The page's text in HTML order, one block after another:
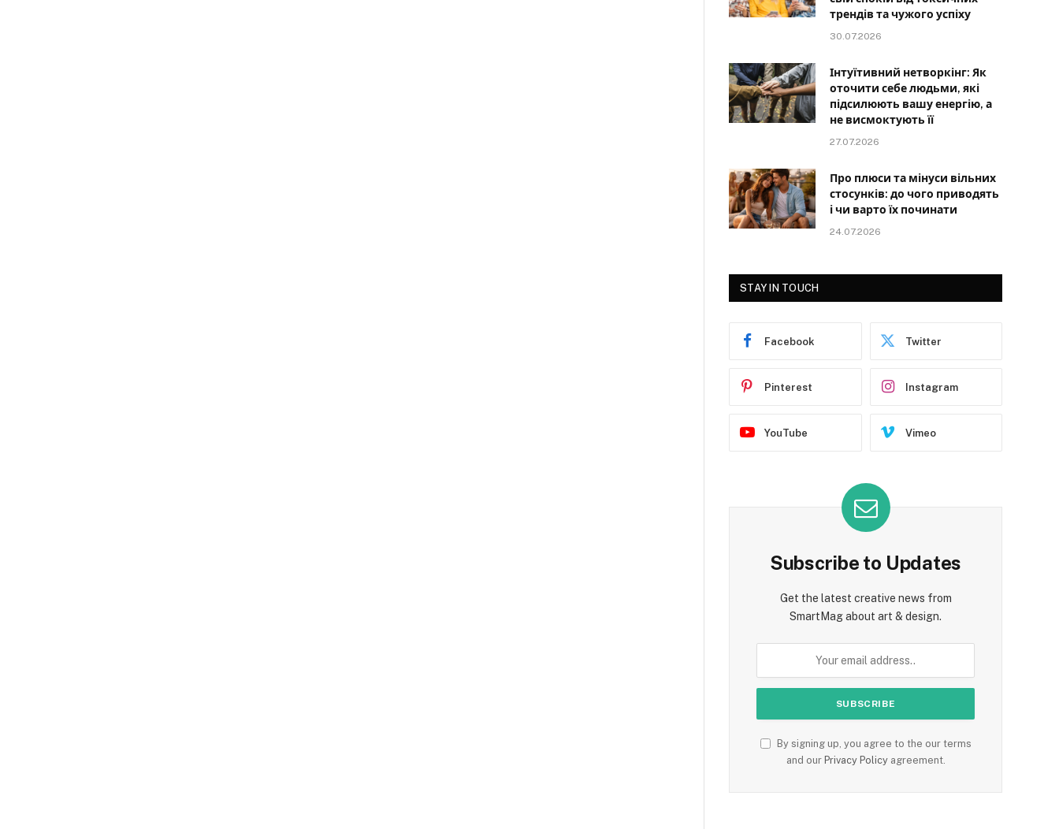
трендів та чужого успіху
30.07.2026
Інтуїтивний нетворкінг: Як
оточити себе людьми, які
підсилюють вашу енергію, а
не висмоктують її
27.07.2026
Про плюси та мінуси вільних
стосунків: до чого приводять
і чи варто їх починати
24.07.2026
STAY IN TOUCH
Facebook Twitter
Pinterest Instagram
YouTube Vimeo
Subscribe to Updates
Get the latest creative news from
SmartMag about art & design.
By signing up, you agree to the our terms
and our Privacy Policyagreement.